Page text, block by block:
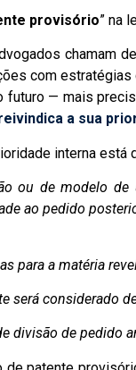
provisório” na
chamam
com
— mais
a sua
interna
ou de modelo
ao pedido
a matéria
considerado
de pedido